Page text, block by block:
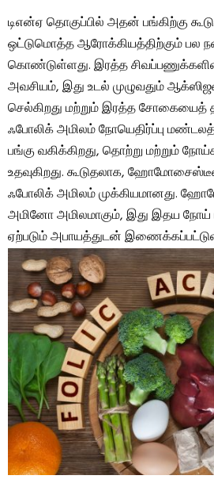
டிஎன்ஏ தொகுப்பில் அதன் பங்கிற்கு
ஒட்டுமொத்த ஆரோக்கியத்திற்கும்
கொண்டுள்ளது. இரத்த
அவசியம், இது உடல் முழுவதும்
செல்கிறது மற்றும் இரத்த சோகையைத்
ஃபோலிக் அமிலம் நோயெதிர்ப்பு
பங்கு வகிக்கிறது, தொற்று மற்றும்
உதவுகிறது. கூடுதலாக,
ஃபோலிக் அமிலம் முக்கியமானது.
அமினோ அமிலமாகும், இது இதய நோய்
ஏற்படும் அபாயத்துடன்